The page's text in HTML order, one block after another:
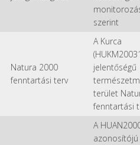
szerint
Natura 2000
fenntartási terv
A Kurca
jelentőségű
terület
fenntartási
A